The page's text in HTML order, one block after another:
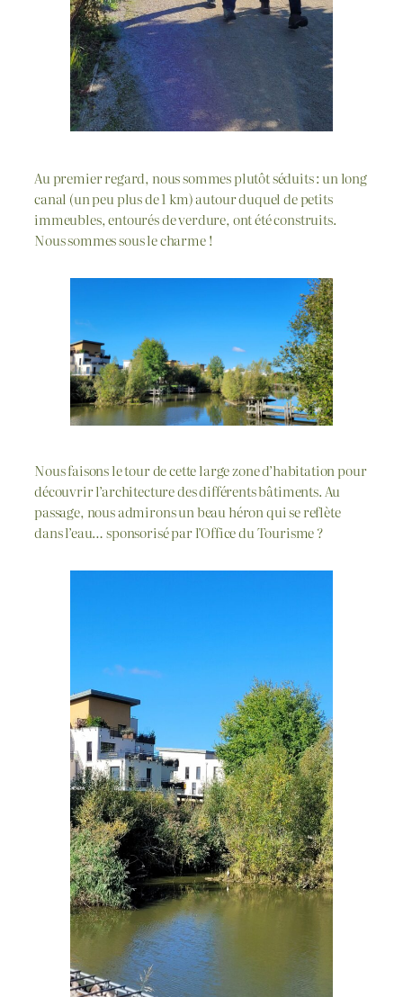
Au premier regard, nous sommes plutôt séduits : un long
canal (un peu plus de 1 km) autour duquel de petits
immeubles, entourés de verdure, ont été construits.
Nous sommes sous le charme !
Nous faisons le tour de cette large zone d’habitation pour
découvrir l’architecture des différents bâtiments. Au
passage, nous admirons un beau héron qui se reflète
dans l’eau… sponsorisé par l’Office du Tourisme ?